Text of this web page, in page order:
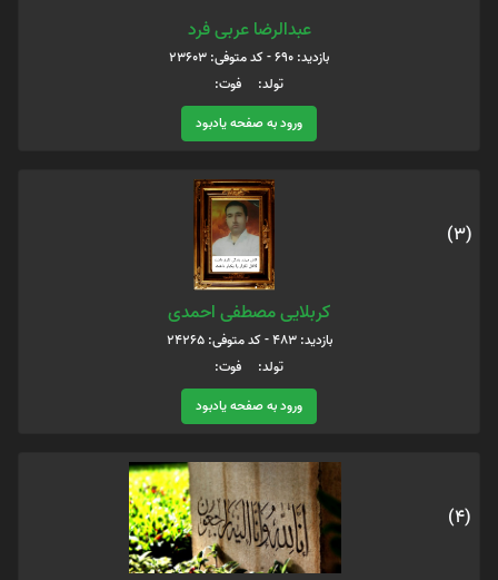
عبدالرضا عربی فرد
بازدید: 690 - کد متوفی: 23603
تولد: فوت:
ورود به صفحه یادبود
(3)
کربلایی مصطفی احمدی
بازدید: 483 - کد متوفی: 24265
تولد: فوت:
ورود به صفحه یادبود
(4)